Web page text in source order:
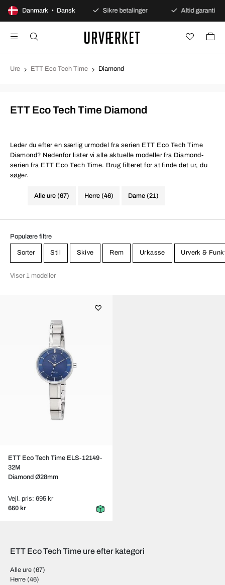
Danmark • Dansk
100 dages åbent køb Sikre betalinger Altid garanti
Ure ETT Eco Tech Time Diamond
ETT Eco Tech Time Diamond
Leder du efter en særlig urmodel fra serien ETT Eco Tech Time
Diamond? Nedenfor lister vi alle aktuelle modeller fra Diamond-
serien fra ETT Eco Tech Time. Brug filteret for at finde det ur, du
søger.
Alle ure (67) Herre (46) Dame (21)
Populære filtre
Sorter Stil Skive Rem Urkasse Urverk &
Viser 1 modeller
ETT Eco Tech Time ELS-12149-
32M
Diamond Ø28mm
Vejl. pris: 695 kr
660 kr
ETT Eco Tech Time ure efter kategori
Alle ure (67)
Herre (46)